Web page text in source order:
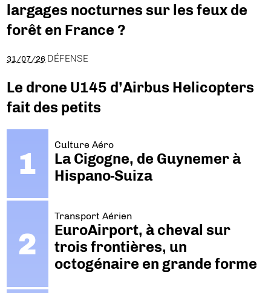
largages nocturnes sur les feux de
forêt en France ?
31/07/26 DÉFENSE
Le drone U145 d’Airbus Helicopters
fait des petits
Culture Aéro
La Cigogne, de Guynemer à
Hispano-Suiza
Transport Aérien
EuroAirport, à cheval sur
trois frontières, un
octogénaire en grande forme